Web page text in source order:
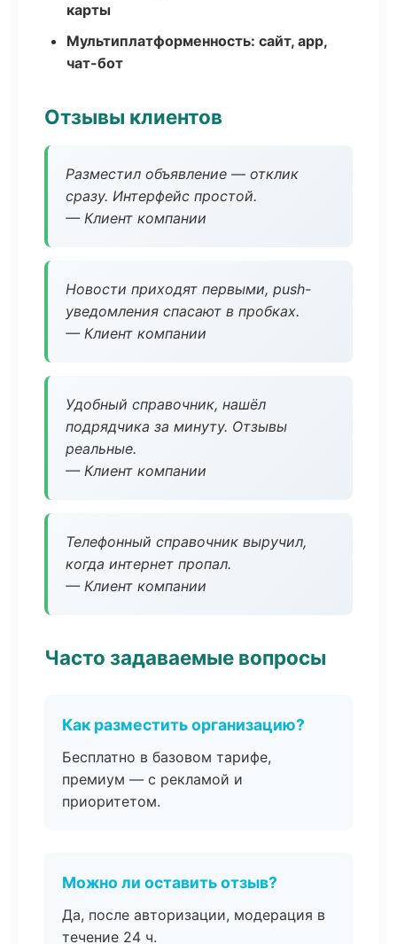
карты
Мультиплатформенность: сайт, app,
чат-бот
Отзывы клиентов
Разместил объявление — отклик
сразу. Интерфейс простой.
— Клиент компании
Новости приходят первыми, push-
уведомления спасают в пробках.
— Клиент компании
Удобный справочник, нашёл
подрядчика за минуту. Отзывы
реальные.
— Клиент компании
Телефонный справочник выручил,
когда интернет пропал.
— Клиент компании
Часто задаваемые вопросы
Как разместить организацию?
Бесплатно в базовом тарифе,
премиум — с рекламой и
приоритетом.
Можно ли оставить отзыв?
Да, после авторизации, модерация в
течение 24 ч.